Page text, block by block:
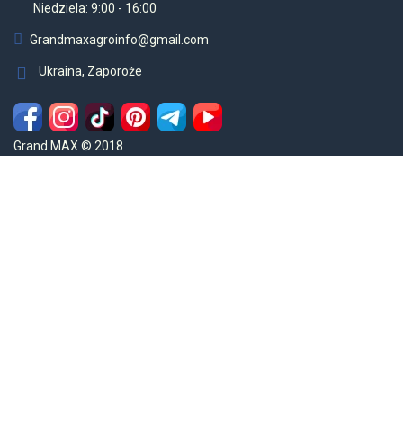
Niedziela: 9:00 - 16:00
Grandmaxagroinfo@gmail.com
Ukraina, Zaporoże
Grand MAX © 2018